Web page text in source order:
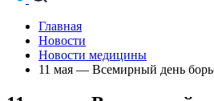
Главная
Новости
Новости медицины
11 мая — Всемирный день